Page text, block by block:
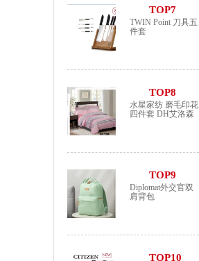
TOP7
TWIN Point 刀具五
件套
TOP8
水星家纺 磨毛印花
四件套 DH艾洛森
TOP9
Diplomat外交官双
肩背包
TOP10